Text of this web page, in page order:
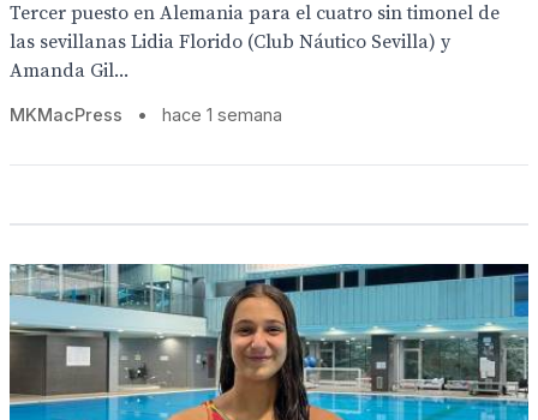
Tercer puesto en Alemania para el cuatro sin timonel de
las sevillanas Lidia Florido (Club Náutico Sevilla) y
Amanda Gil...
MKMacPress • hace 1 semana